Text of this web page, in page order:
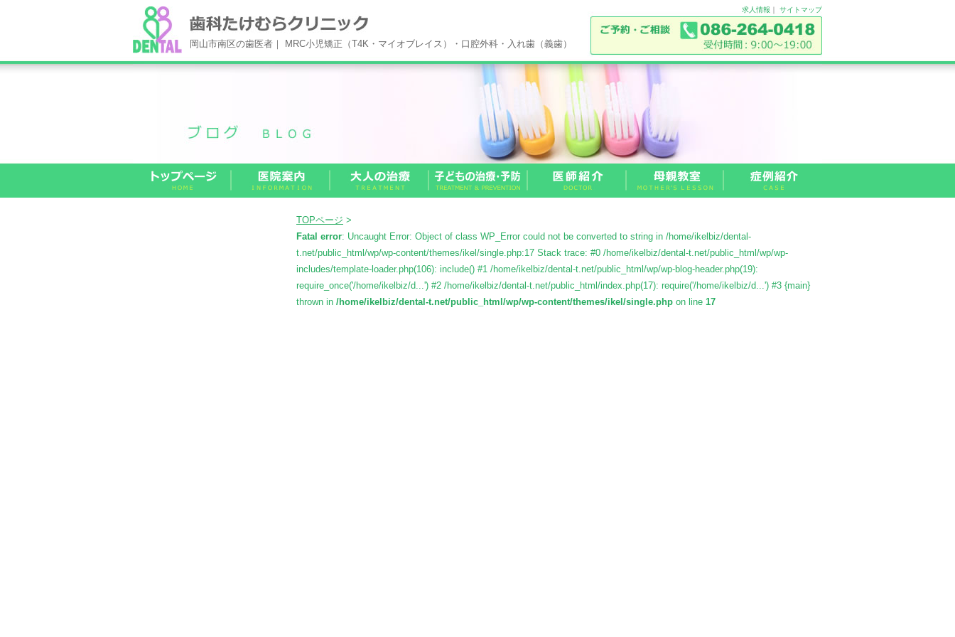
岡山市南区の歯医者｜ MRC小児矯正（T4K・マイオブレイス）・口腔外科・入れ歯（義歯）
求人情報 ｜ サイトマップ
TOPページ >
Fatal error: Uncaught Error: Object of class WP_Error could not be converted to string in /home/ikelbiz/dental-
t.net/public_html/wp/wp-content/themes/ikel/single.php:17 Stack trace: #0 /home/ikelbiz/dental-t.net/public_html/wp/wp-
includes/template-loader.php(106): include() #1 /home/ikelbiz/dental-t.net/public_html/wp/wp-blog-header.php(19):
require_once('/home/ikelbiz/d...') #2 /home/ikelbiz/dental-t.net/public_html/index.php(17): require('/home/ikelbiz/d...') #3 {main}
thrown in /home/ikelbiz/dental-t.net/public_html/wp/wp-content/themes/ikel/single.php on line 17